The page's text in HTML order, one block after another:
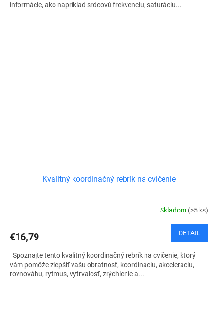
informácie, ako napríklad srdcovú frekvenciu, saturáciu...
Kvalitný koordinačný rebrík na cvičenie
Skladom (>5 ks)
€16,79 DETAIL
Spoznajte tento kvalitný koordinačný rebrík na cvičenie, ktorý
vám pomôže zlepšiť vašu obratnosť, koordináciu, akceleráciu,
rovnováhu, rytmus, vytrvalosť, zrýchlenie a...